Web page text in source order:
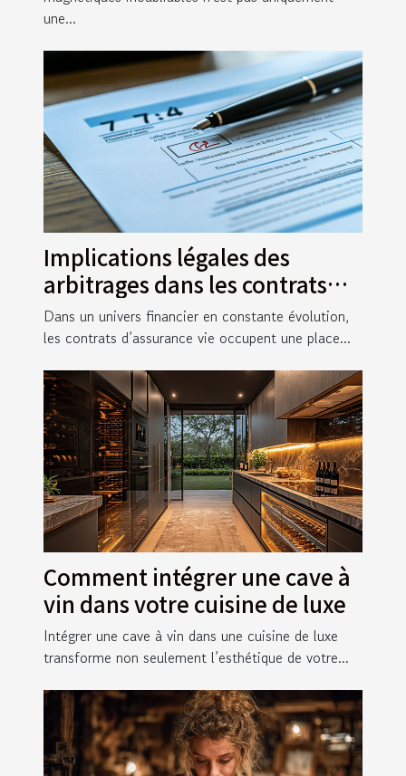
une...
Implications légales des
arbitrages dans les contrats
d'assurance vie
Dans un univers financier en constante évolution,
les contrats d’assurance vie occupent une place...
Comment intégrer une cave à
vin dans votre cuisine de luxe
Intégrer une cave à vin dans une cuisine de luxe
transforme non seulement l’esthétique de votre...